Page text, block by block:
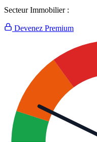
Secteur Immobilier :
Devenez Premium